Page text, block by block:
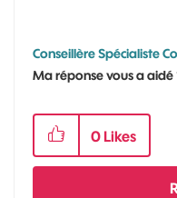
Conseillère Spécialiste
Ma réponse vous a
0 Likes